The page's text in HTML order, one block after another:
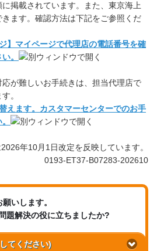
掲載されています。また、東京海上
ます。確認方法は下記をご参照くだ
】マイページで代理店の電話番号を確
。
が難しいお手続きは、担当代理店で
。
えます。カスタマーセンターでのお手
年10月1日改定を反映しています。
0193-ET37-B07283-202610
いします。
題解決の役に立ちましたか?
てください)